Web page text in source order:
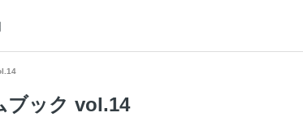
ブック vol.14